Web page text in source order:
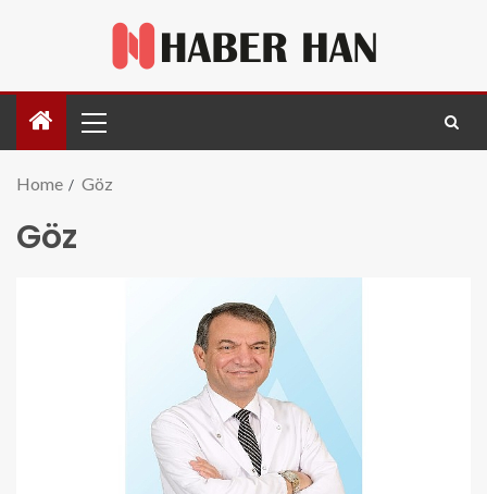
Home Göz
Göz